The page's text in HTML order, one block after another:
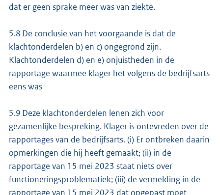
dat er geen sprake meer was van ziekte.
5.8 De conclusie van het voorgaande is dat de
klachtonderdelen b) en c) ongegrond zijn.
Klachtonderdelen d) en e) onjuistheden in de
rapportage waarmee klager het volgens de bedrijfsarts
eens was
5.9 Deze klachtonderdelen lenen zich voor
gezamenlijke bespreking. Klager is ontevreden over de
rapportages van de bedrijfsarts. (i) Er ontbreken daarin
opmerkingen die hij heeft gemaakt; (ii) in de
rapportage van 15 mei 2023 staat niets over
functioneringsproblematiek; (iii) de vermelding in de
rapportage van 15 mei 2023 dat opgepast moet